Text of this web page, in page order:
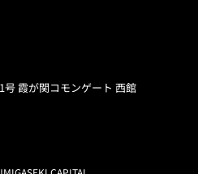
霞が関コモンゲート 西館